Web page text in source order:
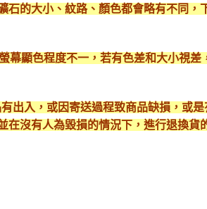
石的大小、紋路、顏色都會略有不同，
幕顯色程度不一，若有色差和大小視差
出入，或因寄送過程致商品缺損，或
沒有人為毀損的情況下，進行退換貨